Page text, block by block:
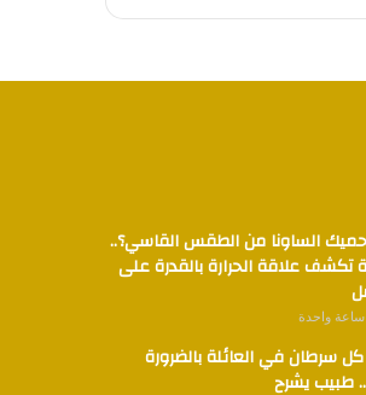
الساونا من الطقس القاسي؟..
تكشف علاقة الحرارة بالقدرة على
ساعة واحدة
سرطان في العائلة بالضرورة
طبيب يشرح